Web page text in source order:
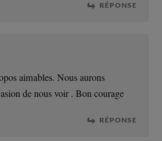
RÉPONSE
aimables. Nous aurons
de nous voir . Bon courage
RÉPONSE